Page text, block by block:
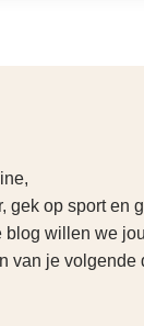
gek op sport en
blog willen we
van je volgende